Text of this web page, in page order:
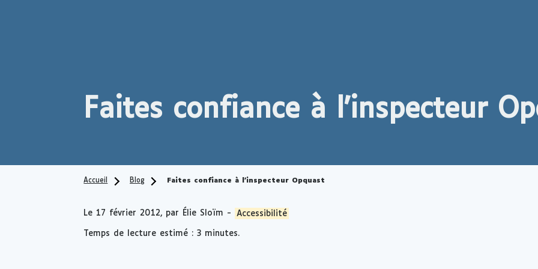
Faites confiance à l'inspecteur
Accueil Blog Faites confiance à l'inspecteur Opquast
Le17 février 2012, par Élie Sloïm - Accessibilité
Temps de lecture estimé : 3 minutes.